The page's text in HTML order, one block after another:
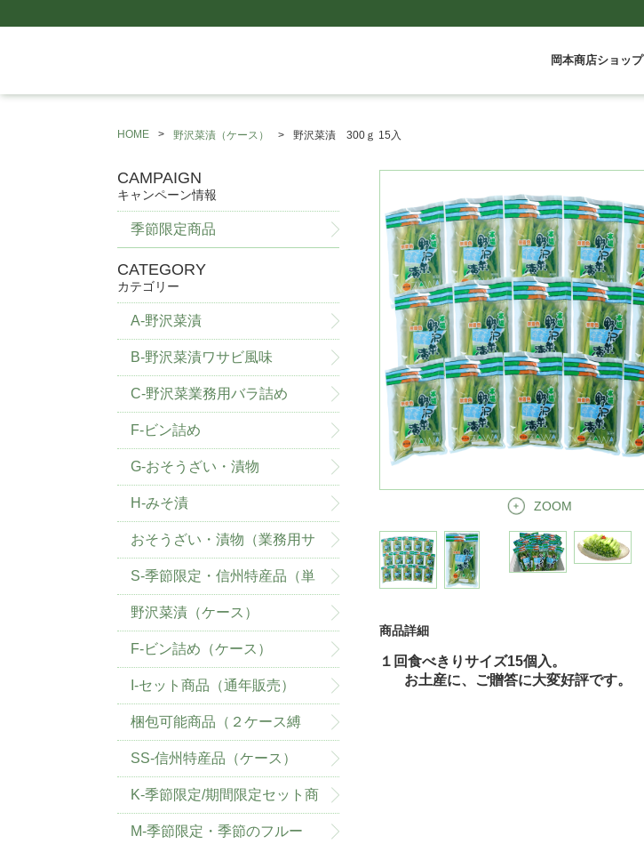
岡本商店ショップ
HOME 野沢菜漬（ケース） 野沢菜漬 300ｇ 15入
ZOOM
商品詳細
１回食べきりサイズ15個入。
お土産に、ご贈答に大変好評です。
CAMPAIGN
キャンペーン情報
季節限定商品
CATEGORY
カテゴリー
A-野沢菜漬
B-野沢菜漬ワサビ風味
C-野沢菜業務用バラ詰め
F-ビン詰め
G-おそうざい・漬物
H-みそ漬
おそうざい・漬物（業務用サ
イズ）
S-季節限定・信州特産品（単
品）
野沢菜漬（ケース）
F-ビン詰め（ケース）
I-セット商品（通年販売）
梱包可能商品（２ケース縛
り）
SS-信州特産品（ケース）
K-季節限定/期間限定セット商
品
M-季節限定・季節のフルー